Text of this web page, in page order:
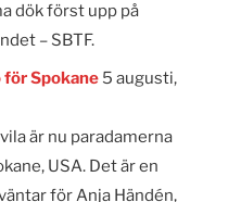
dök först upp på
– SBTF.
för Spokane 5 augusti,
är nu paradamerna
USA. Det är en
för Anja Händén,